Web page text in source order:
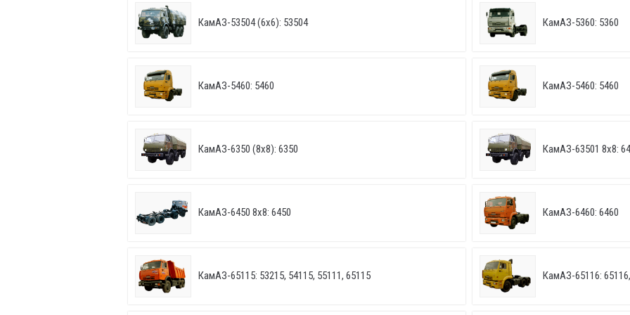
КамАЗ-53504 (6х6): 53504 КамАЗ-5360: 5360
КамАЗ-5460: 5460 КамАЗ-5460: 5460
КамАЗ-6350 (8х8): 6350 КамАЗ-63501 8х8:
КамАЗ-6450 8х8: 6450 КамАЗ-6460: 6460
КамАЗ-65115: 53215, 54115, 55111, 65115 КамАЗ-65116: